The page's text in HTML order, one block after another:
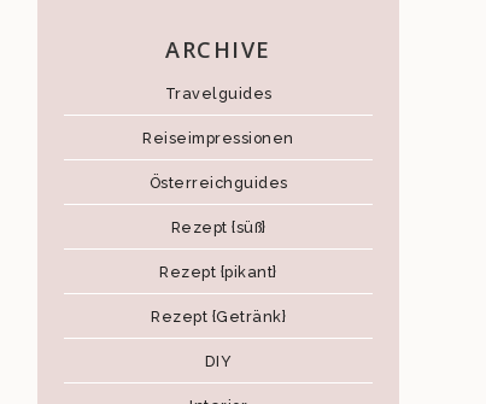
ARCHIVE
Travelguides
Reiseimpressionen
Österreichguides
Rezept {süß}
Rezept {pikant}
Rezept {Getränk}
DIY